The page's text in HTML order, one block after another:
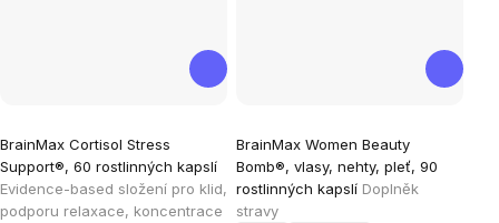
BrainMax Cortisol Stress
Support®, 60 rostlinných kapslí
Evidence-based složení pro klid,
podporu relaxace, koncentrace
hodnocení
produktu
je
BrainMax Women Beauty
Bomb®, vlasy, nehty, pleť, 90
rostlinných kapslí Doplněk
stravy
hodnocení
produktu
je